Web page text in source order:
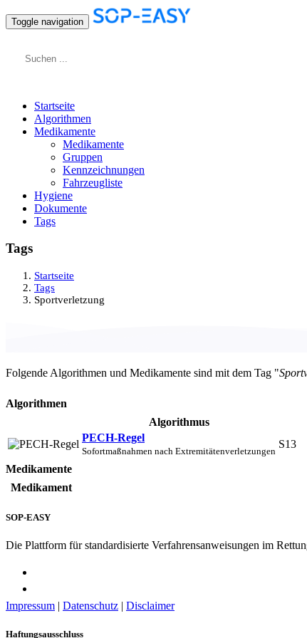
Toggle navigation
Startseite
Algorithmen
Medikamente
Medikamente
Gruppen
Kennzeichnungen
Fahrzeugliste
Hygiene
Dokumente
Tags
Tags
Startseite
Tags
Sportverletzung
Folgende Algorithmen und Medikamente sind mit dem Tag "
Algorithmen
Algorithmus
PECH-Regel
Sofortmaßnahmen nach Extremitätenverletzungen
S13
Medikamente
Medikament
SOP-EASY
Die Plattform für standardisierte Verfahrensanweisungen im
Impressum | Datenschutz | Disclaimer
Haftungsausschluss